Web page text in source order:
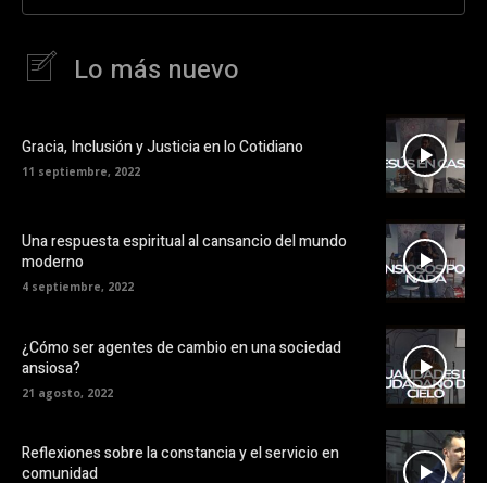
Lo más nuevo
Gracia, Inclusión y Justicia en lo Cotidiano
11 septiembre, 2022
Una respuesta espiritual al cansancio del mundo
moderno
4 septiembre, 2022
¿Cómo ser agentes de cambio en una sociedad
ansiosa?
21 agosto, 2022
Reflexiones sobre la constancia y el servicio en
comunidad